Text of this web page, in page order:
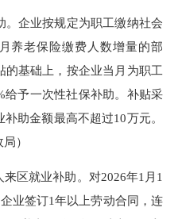
企业按规定为职工缴纳社会
养老保险缴费人数增量的部
基础上，按企业当月为职工
给予一次性社保补助。补贴采
助金额最高不超过10万元。
）
区就业补助。对2026年1月1
业签订1年以上劳动合同，连